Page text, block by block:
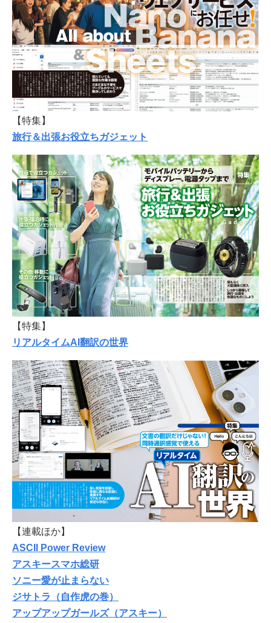
【特集】
旅行＆出張お役立ちガジェット
【特集】
リアルタイムAI翻訳の世界
【連載ほか】
ASCII Power Review
アスキースマホ総研
ソニー愛が止まらない
ジサトラ（自作虎の巻）
アップアップガールズ（アスキー）